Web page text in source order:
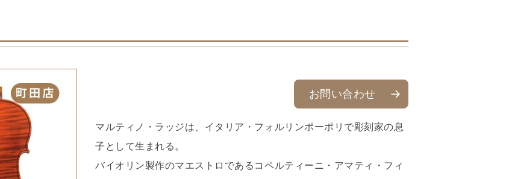
お問い合わせ
マルティノ・ラッジは、イタリア・フォルリンポーポリで彫刻家の息
子として生まれる。
バイオリン製作のマエストロであるコペルティーニ・アマティ・フィ